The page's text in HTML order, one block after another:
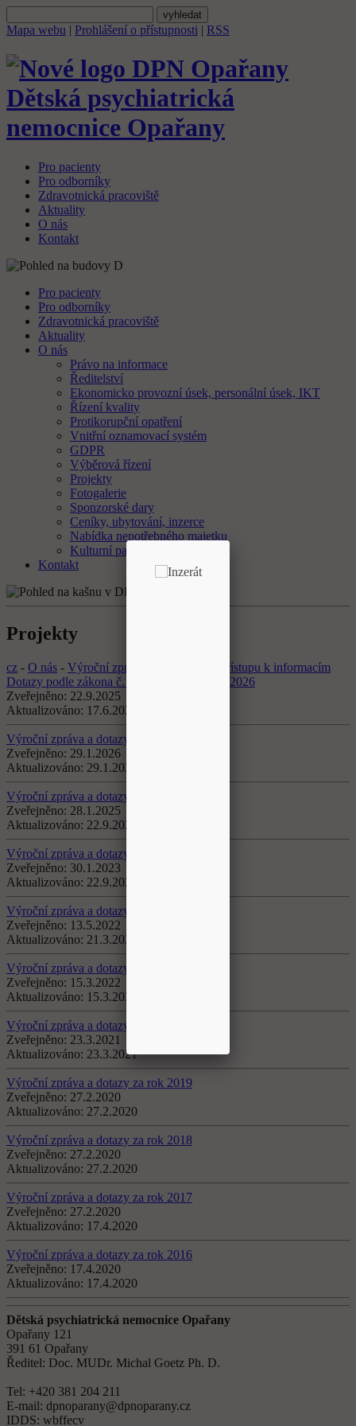
Mapa webu | Prohlášení o přístupnosti | RSS
Dětská psychiatrická
nemocnice Opařany
Pro pacienty
Pro odborníky
Zdravotnická pracoviště
Aktuality
O nás
Kontakt
Pro pacienty
Pro odborníky
Zdravotnická pracoviště
Aktuality
O nás
Právo na informace
Ředitelství
Ekonomicko provozní úsek, personální úsek, IKT
Řízení kvality
Protikorupční opatření
Vnitřní oznamovací systém
GDPR
Výběrová řízení
Projekty
Fotogalerie
Sponzorské dary
Ceníky, ubytování, inzerce
Nabídka nepotřebného majetku
Kulturní památky
Kontakt
Projekty
cz - O nás - Výroční zprávy o svobodném přístupu k informacím
Dotazy podle zákona č. 106/1999 Sb.za rok 2026
Zveřejněno: 22.9.2025
Aktualizováno: 17.6.2026
Výroční zpráva a dotazy za rok 2025
Zveřejněno: 29.1.2026
Aktualizováno: 29.1.2026
Výroční zpráva a dotazy za rok 2024
Zveřejněno: 28.1.2025
Aktualizováno: 22.9.2025
Výroční zpráva a dotazy za rok 2023
Zveřejněno: 30.1.2023
Aktualizováno: 22.9.2025
Výroční zpráva a dotazy za rok 2022
Zveřejněno: 13.5.2022
Aktualizováno: 21.3.2023
Výroční zpráva a dotazy za rok 2021
Zveřejněno: 15.3.2022
Aktualizováno: 15.3.2022
Výroční zpráva a dotazy za rok 2020
Zveřejněno: 23.3.2021
Aktualizováno: 23.3.2021
Výroční zpráva a dotazy za rok 2019
Zveřejněno: 27.2.2020
Aktualizováno: 27.2.2020
Výroční zpráva a dotazy za rok 2018
Zveřejněno: 27.2.2020
Aktualizováno: 27.2.2020
Výroční zpráva a dotazy za rok 2017
Zveřejněno: 27.2.2020
Aktualizováno: 17.4.2020
Výroční zpráva a dotazy za rok 2016
Zveřejněno: 17.4.2020
Aktualizováno: 17.4.2020
Dětská psychiatrická nemocnice Opařany
Opařany 121
391 61 Opařany
Ředitel: Doc. MUDr. Michal Goetz Ph. D.
Tel: +420 381 204 211
E-mail: dpnoparany@dpnoparany.cz
IDDS: wbffecv